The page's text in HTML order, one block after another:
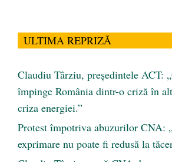
ULTIMA REPRIZĂ
Claudiu Târziu, președintele ACT:
împinge România dintr-o criză în
criza energiei.”
Protest împotriva abuzurilor CNA:
exprimare nu poate fi redusă la